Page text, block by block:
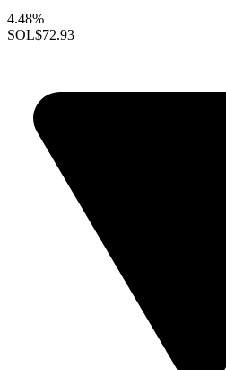
4.48%
SOL$72.93